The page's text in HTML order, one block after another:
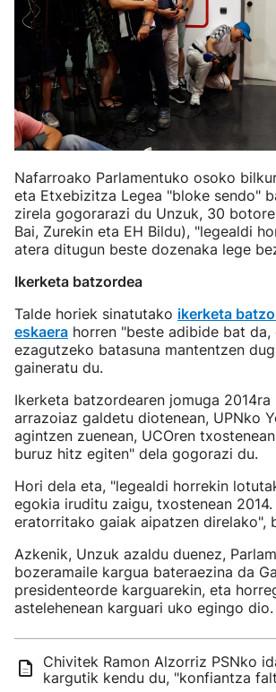
Nafarroako Parlamentuko osoko
eta Etxebizitza Legea "bloke sendo"
zirela gogorarazi du Unzuk, 30
Bai, Zurekin eta EH Bildu), "legealdi
atera ditugun beste dozenaka lege
Ikerketa batzordea
Talde horiek sinatutako ikerketa
eskaera horren "beste adibide bat da,
ezagutzeko batasuna mantentzen
gaineratu du.
Ikerketa batzordearen jomuga
arrazoiaz galdetu diotenean, UPNko
agintzen zuenean, UCOren
buruz hitz egiten" dela gogorazi du.
Hori dela eta, "legealdi horrekin
egokia iruditu zaigu, txostenean
eratorritako gaiak aipatzen direlako",
Azkenik, Unzuk azaldu duenez,
bozeramaile kargua bateraezina da
presidenteorde karguarekin, eta
astelehenean karguari uko egingo dio.
Chivitek Ramon Alzorriz PSNko
kargutik kendu du, "konfiantza